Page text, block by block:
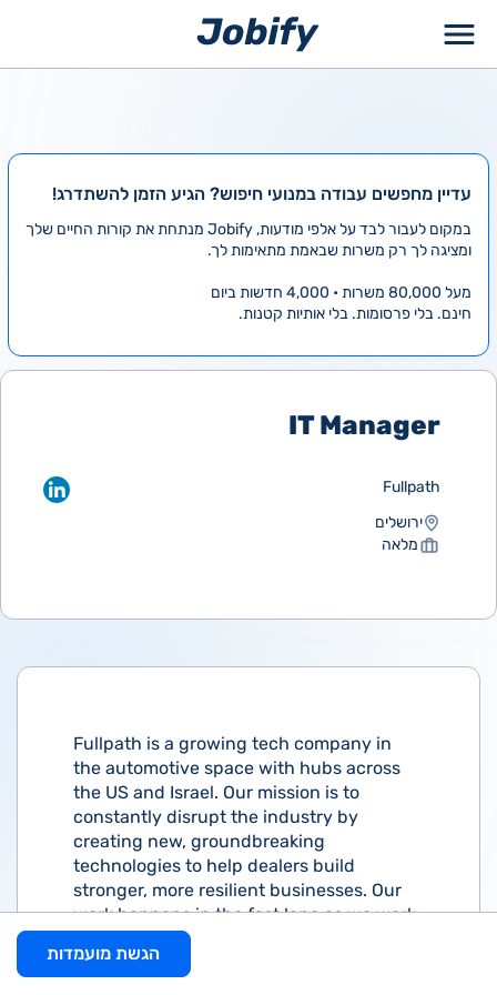
עדיין מחפשים עבודה במנועי חיפוש? הגיע הזמן להשתדרג!
במקום לעבור לבד על אלפי מודעות, Jobify מנתחת את קורות החיים שלך
ומציגה לך רק משרות שבאמת מתאימות לך.
מעל 80,000 משרות • 4,000 חדשות ביום
חינם. בלי פרסומות. בלי אותיות קטנות.
IT Manager
Fullpath
ירושלים
מלאה
Fullpath is a growing tech company in
the automotive space with hubs across
the US and Israel. Our mission is to
constantly disrupt the industry by
creating new, groundbreaking
technologies to help dealers build
stronger, more resilient businesses. Our
work happens in the fast lane as we work
to bring AI-powered, data-driven
solutions to a quickly evolving industry.
הגשת מועמדות